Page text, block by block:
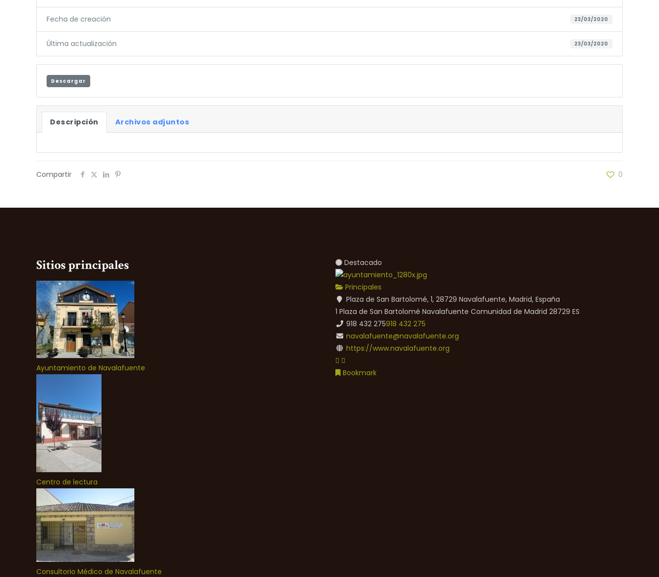
Fecha de creación 23/03/2020
Última actualización 23/03/2020
Descargar
Descripción Archivos adjuntos
Compartir 0
Sitios principales
Ayuntamiento de Navalafuente
Centro de lectura
Consultorio Médico de Navalafuente
Destacado
Principales
Plaza de San Bartolomé, 1, 28729 Navalafuente, Madrid, España
1 Plaza de San Bartolomé Navalafuente Comunidad de Madrid 28729 ES
918 432 275918 432 275
navalafuente@navalafuente.org
https://www.navalafuente.org
Bookmark